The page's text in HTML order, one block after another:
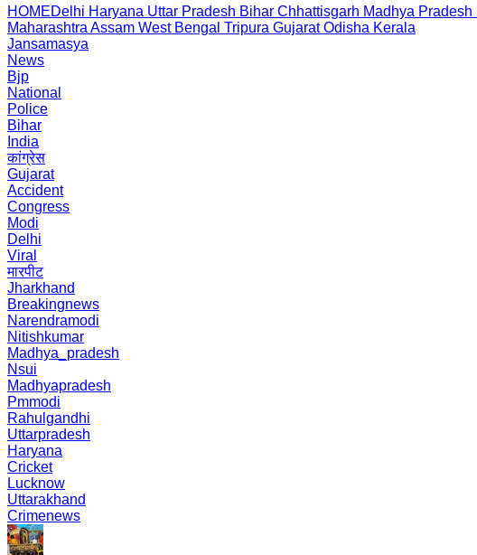
HOMEDelhi Haryana Uttar Pradesh Bihar Chhattisgarh Madhya Pradesh
Maharashtra Assam West Bengal Tripura Gujarat Odisha Kerala
Jansamasya
News
Bjp
National
Police
Bihar
India
कांग्रेस
Gujarat
Accident
Congress
Modi
Delhi
Viral
मारपीट
Jharkhand
Breakingnews
Narendramodi
Nitishkumar
Madhya_pradesh
Nsui
Madhyapradesh
Pmmodi
Rahulgandhi
Uttarpradesh
Haryana
Cricket
Lucknow
Uttarakhand
Crimenews